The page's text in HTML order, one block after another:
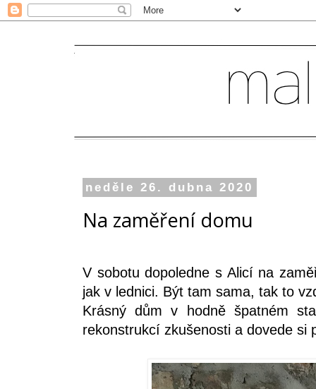
neděle 26. dubna 2020
Na zaměření domu
V sobotu dopoledne s Alicí na
jak v lednici. Být tam sama, tak to
Krásný dům v hodně špatném
rekonstrukcí zkušenosti a dovede si